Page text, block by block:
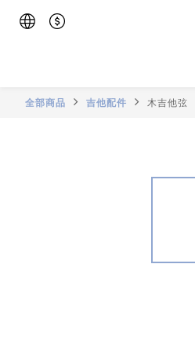
全部商品 吉他配件 木吉他弦